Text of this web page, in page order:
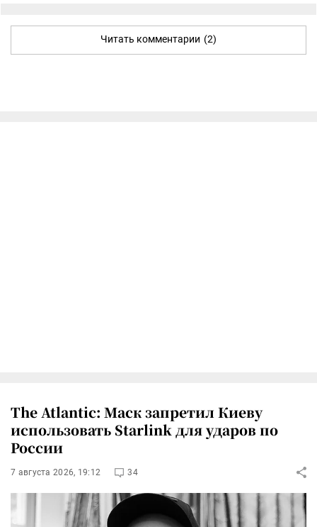
Читать комментарии (2)
The Atlantic: Маск запретил Киеву
использовать Starlink для ударов по
России
7 августа 2026, 19:12 34